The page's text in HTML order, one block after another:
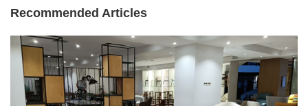
Recommended Articles